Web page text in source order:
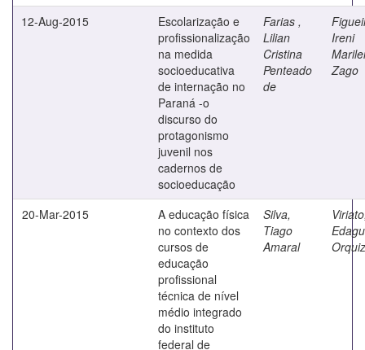
12-Aug-2015
Escolarização e
profissionalização
na medida
socioeducativa
de internação no
Paraná -o
discurso do
protagonismo
juvenil nos
cadernos de
socioeducação
Farias ,
Lilian
Cristina
Penteado
de
Ireni
Zago
20-Mar-2015
A educação física
no contexto dos
cursos de
educação
profissional
técnica de nível
médio integrado
do instituto
federal de
Silva,
Tiago
Amaral